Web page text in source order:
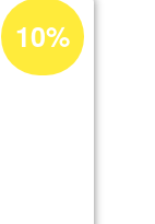
Acceptance
percentage
10%